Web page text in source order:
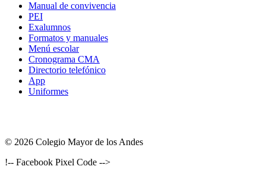
Manual de convivencia
PEI
Exalumnos
Formatos y manuales
Menú escolar
Cronograma CMA
Directorio telefónico
App
Uniformes
© 2026 Colegio Mayor de los Andes
!-- Facebook Pixel Code -->